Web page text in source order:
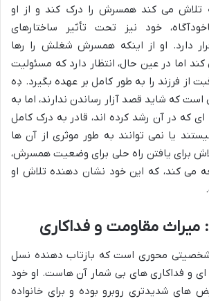
می کند همسرش را درک کند و از او
خود نیز تحت تأثیر ساختارهای
دارد. او از اینکه همسرش شغلش را رها
کند اما در عین حال، انتظار دارد که مسئولیت
از فرزند را به طور کامل بر عهده بگیرد. دِه
است که شاید قصد آزار رساندن ندارند، اما به
که در آن رشد کرده اند، قادر به درک کامل
یا نمی توانند به طور موثری از آن ها
برای یافتن راه حلی برای وضعیت همسرش،
می کند، که این خود نشان دهنده تلاش او
مقاومت و فداکاری
شخصیتی محوری است که بازتاب دهنده نسل
و فداکاری های بی شمار آن هاست. او خود
های شدیدتری روبرو بوده و برای خانواده